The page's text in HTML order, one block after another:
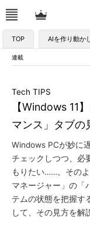
TOP AIを作り動か
連載
【Windows 11
マンス」タブの
Tech TIPS
Windows PCが妙に
チェックしつつ、必
もりたい……。その
マネージャー」の「
テムの状態を把握す
して、その見方を解